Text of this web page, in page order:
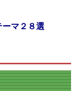
ーマ２８選